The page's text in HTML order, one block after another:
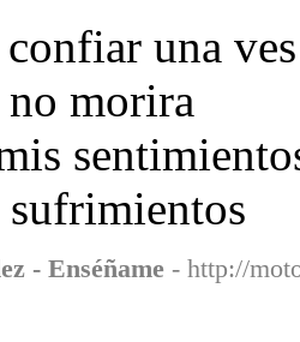
confiar una
morira
- Enséñame - http://